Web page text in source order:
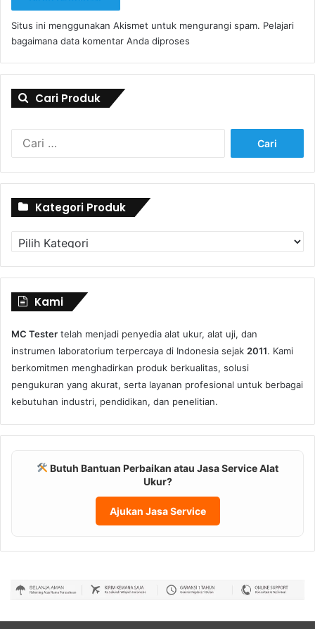
Situs ini menggunakan Akismet untuk mengurangi spam. Pelajari
bagaimana data komentar Anda diproses
Cari Produk
Kategori Produk
Kategori
Produk
Kami
MC Tester telah menjadi penyedia alat ukur, alat uji, dan
instrumen laboratorium terpercaya di Indonesia sejak 2011. Kami
berkomitmen menghadirkan produk berkualitas, solusi
pengukuran yang akurat, serta layanan profesional untuk berbagai
kebutuhan industri, pendidikan, dan penelitian.
Butuh Bantuan Perbaikan atau Jasa Service Alat
Ukur?
Ajukan Jasa Service